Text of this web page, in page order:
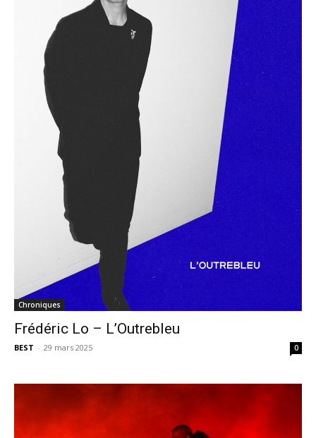
Chroniques
Frédéric Lo – L’Outrebleu
BEST - 29 mars 2025 0